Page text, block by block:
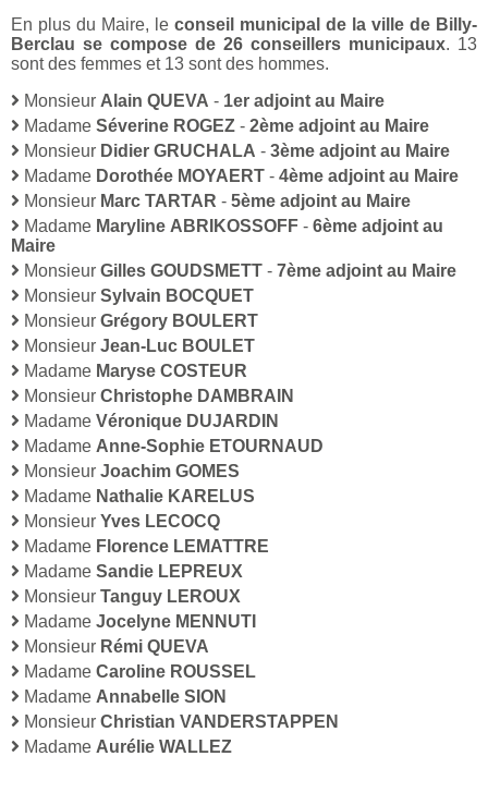
En plus du Maire, le conseil municipal de la ville de Billy-
Berclau se compose de 26 conseillers municipaux. 13
sont des femmes et 13 sont des hommes.
Monsieur Alain QUEVA - 1er adjoint au Maire
Madame Séverine ROGEZ - 2ème adjoint au Maire
Monsieur Didier GRUCHALA - 3ème adjoint au Maire
Madame Dorothée MOYAERT - 4ème adjoint au Maire
Monsieur Marc TARTAR - 5ème adjoint au Maire
Madame Maryline ABRIKOSSOFF - 6ème adjoint au
Maire
Monsieur Gilles GOUDSMETT - 7ème adjoint au Maire
Monsieur Sylvain BOCQUET
Monsieur Grégory BOULERT
Monsieur Jean-Luc BOULET
Madame Maryse COSTEUR
Monsieur Christophe DAMBRAIN
Madame Véronique DUJARDIN
Madame Anne-Sophie ETOURNAUD
Monsieur Joachim GOMES
Madame Nathalie KARELUS
Monsieur Yves LECOCQ
Madame Florence LEMATTRE
Madame Sandie LEPREUX
Monsieur Tanguy LEROUX
Madame Jocelyne MENNUTI
Monsieur Rémi QUEVA
Madame Caroline ROUSSEL
Madame Annabelle SION
Monsieur Christian VANDERSTAPPEN
Madame Aurélie WALLEZ